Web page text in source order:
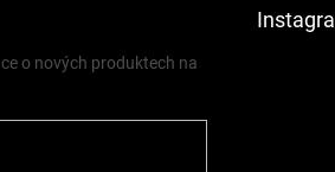
o nových produktech na